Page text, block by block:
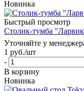
Новинка
Быстрый просмотр
Столик-тумба
Уточняйте у
1 руб./шт
-
В корзину
Новинка